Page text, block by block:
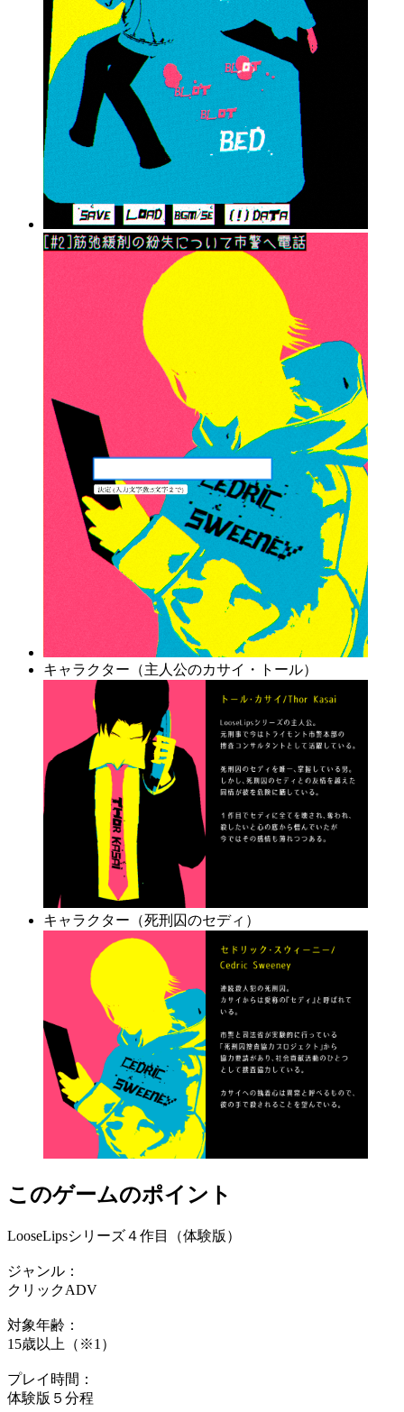
キャラクター（主人公のカサイ・トール）
キャラクター（死刑囚のセディ）
このゲームのポイント
LooseLipsシリーズ４作目（体験版）
ジャンル：
クリックADV
対象年齢：
15歳以上（※1）
プレイ時間：
体験版５分程